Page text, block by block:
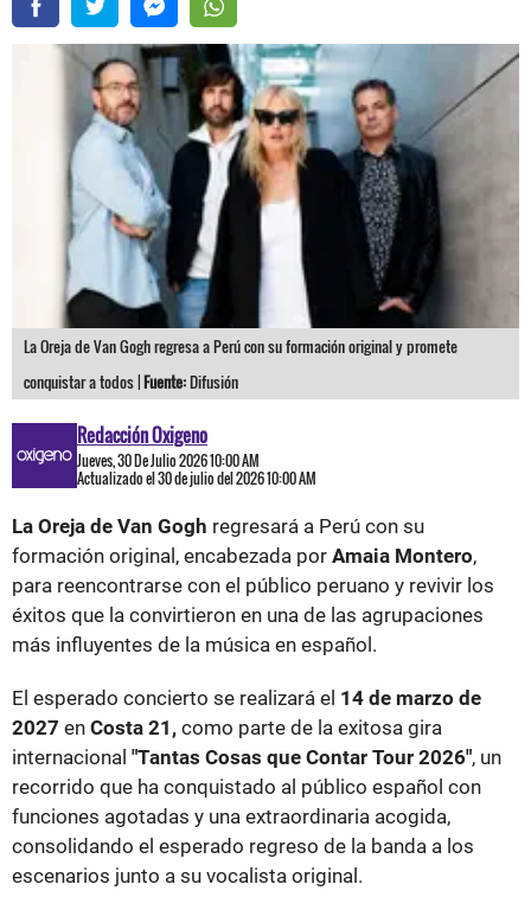
La Oreja de Van Gogh regresa a Perú con su formación original y promete
conquistar a todos |Fuente:Difusión
Redacción Oxigeno
Jueves, 30 De Julio 2026 10:00 AM
Actualizado el 30 de julio del 2026 10:00 AM
La Oreja de Van Gogh regresará a Perú con su
formación original, encabezada por Amaia Montero,
para reencontrarse con el público peruano y revivir los
éxitos que la convirtieron en una de las agrupaciones
más influyentes de la música en español.
El esperado concierto se realizará el 14 de marzo de
2027 en Costa 21, como parte de la exitosa gira
internacional "Tantas Cosas que Contar Tour 2026", un
recorrido que ha conquistado al público español con
funciones agotadas y una extraordinaria acogida,
consolidando el esperado regreso de la banda a los
escenarios junto a su vocalista original.